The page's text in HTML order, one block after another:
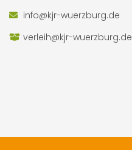
info@kjr-wuerzburg.de
verleih@kjr-wuerzburg.de